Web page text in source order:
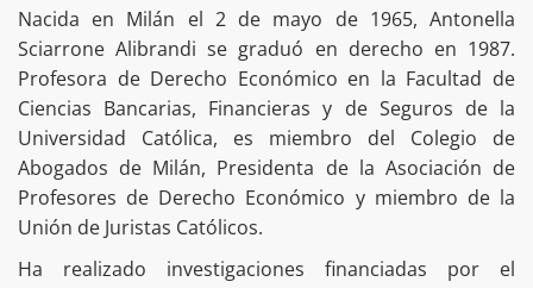
Nacida en Milán el 2 de mayo de 1965, Antonella
Sciarrone Alibrandi se graduó en derecho en 1987.
Profesora de Derecho Económico en la Facultad de
Ciencias Bancarias, Financieras y de Seguros de la
Universidad Católica, es miembro del Colegio de
Abogados de Milán, Presidenta de la Asociación de
Profesores de Derecho Económico y miembro de la
Unión de Juristas Católicos.
Ha realizado investigaciones financiadas por el